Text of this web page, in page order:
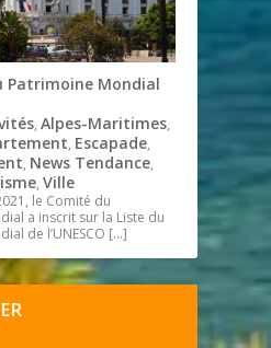
Patrimoine Mondial
,Alpes-Maritimes,
, Escapade,
, News Tendance,
,Ville
le Comité du
a inscrit sur la Liste du
de l’UNESCO […]